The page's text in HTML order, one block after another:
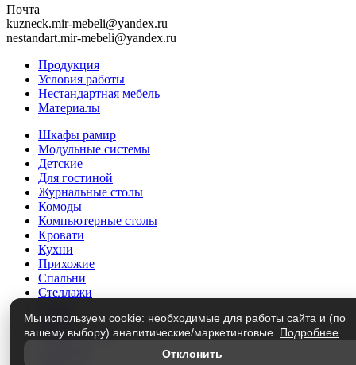
Почта
kuzneck.mir-mebeli@yandex.ru
nestandart.mir-mebeli@yandex.ru
Продукция
Условия работы
Нестандартная мебель
Материалы
Шкафы рамир
Модульные системы
Детские
Для гостиной
Журнальные столы
Комоды
Компьютерные столы
Кровати
Кухни
Прихожие
Спальни
Стеллажи
Трюмо
Тумбы под ТВ
Мы используем cookie: необходимые для работы сайта и (по
вашему выбору) аналитические/маркетинговые. Подробнее
Отклонить